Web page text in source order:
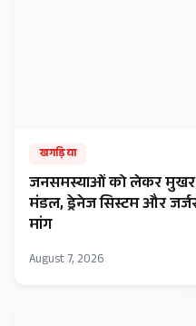
खगड़िया
जनसमस्याओं को लेकर
मंडल, ड्रेनेज सिस्टम और
मांग
August 7, 2026